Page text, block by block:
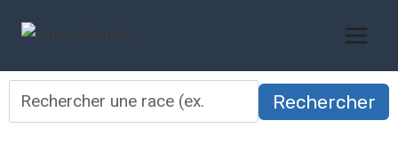
Rechercher